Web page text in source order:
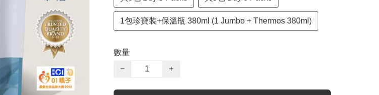
1包珍寶装+保溫瓶 380ml (1 Jumbo + Thermos 380ml)
數量
−
+